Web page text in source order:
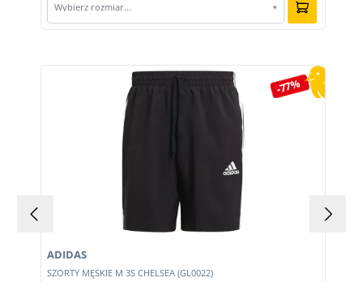
Wybierz rozmiar… ▾
Pomiń galerię produktów
-77%
SZORTY MĘSKIE M 3S CHELSEA (GL0022)
ADIDAS